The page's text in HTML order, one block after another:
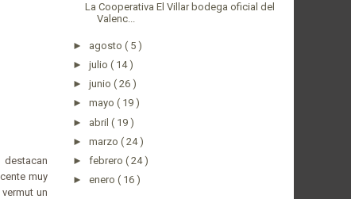
muy
un
La Cooperativa El Villar bodega oficial del
Valenc...
► agosto ( 5 )
► julio ( 14 )
► junio ( 26 )
► mayo ( 19 )
► abril ( 19 )
► marzo ( 24 )
► febrero ( 24 )
► enero ( 16 )